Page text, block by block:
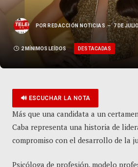
POR REDACCIÓN NOTICIAS 7 DE
2 MÍNIMOS LEÍDOS DESTACADAS
🔊 ESCUCHAR LA NOTA
Más que una candidata a un
Caba representa una historia de
compromiso con el desarrollo de la
Psicóloga de profesión, modelo